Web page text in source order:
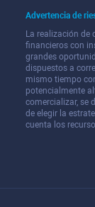
Advertencia de
La realización de
financieros con
grandes
dispuestos a
mismo tiempo
potencialmente
comercializar, se
de elegir la
cuenta los